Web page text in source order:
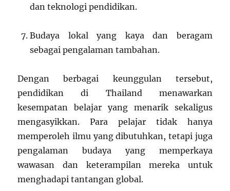
dan teknologi pendidikan.
Budaya lokal yang kaya dan beragam
sebagai pengalaman tambahan.
Dengan berbagai keunggulan tersebut,
pendidikan di Thailand menawarkan
kesempatan belajar yang menarik sekaligus
mengasyikkan. Para pelajar tidak hanya
memperoleh ilmu yang dibutuhkan, tetapi juga
pengalaman budaya yang memperkaya
wawasan dan keterampilan mereka untuk
menghadapi tantangan global.